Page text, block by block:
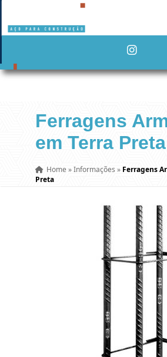
Ferragens
em Terra Preta
Home »Informações » Ferragens
Preta